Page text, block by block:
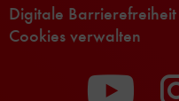
Digitale Barrierefreiheit
Cookies verwalten
Zu